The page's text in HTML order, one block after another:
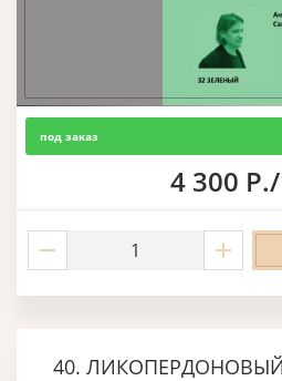
под заказ
4 300
40. ЛИКОПЕРДОНОВЫЙ